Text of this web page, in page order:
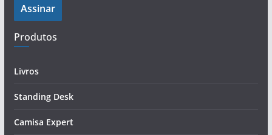
e
ç
d
e
Assinar
Produtos
Livros
Standing Desk
Camisa Expert